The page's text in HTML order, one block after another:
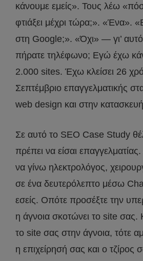
κάνουμε εμείς». Τους λέω
φτιάξει μέχρι τώρα;». «Ένα».
στη Google;». «Όχι» — γι’
πήρατε τηλέφωνο; Εγώ έχω
2.000 sites. Έχω κλείσει 26
Σεπτέμβριο επαγγελματικής
web design και στην
Σε αυτό το SEO Case Study
πρέπει να είσαι
να γίνω ηλεκτρολόγος,
σε ένα δευτερόλεπτο μέσω
εσείς. Οπότε προσέξτε την
η άγνοια σκοτώνει το site σας.
το site σας στην άγνοια, τότε
η επιχείρησή σας και ο τζίρος